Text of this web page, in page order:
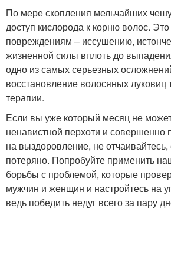
По мере скопления мельчайших
доступ кислорода к корню волос.
повреждениям – иссушению,
жизненной силы вплоть до
одно из самых серьезных
восстановление волосяных
терапии.
Если вы уже который месяц не
ненавистной перхоти и совершенно
на выздоровление, не
потеряно. Попробуйте применить
борьбы с проблемой, которые
мужчин и женщин и настройтесь на
ведь победить недуг всего за пару